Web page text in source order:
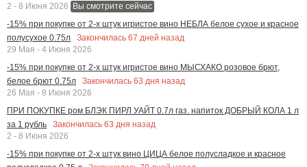
2 - 8 Июня 2026
Вы смотрите сейчас
-15% при покупке от 2-х штук игристое вино НЕБЛА белое сухое и красное
полусухое 0.75л
Закончилась 67 дней назад
29 Мая - 4 Июня 2026
-15% при покупке от 2-х штук игристое вино МЫСХАКО розовое брют,
белое брют 0.75л
Закончилась 63 дня назад
26 Мая - 8 Июня 2026
ПРИ ПОКУПКЕ ром БЛЭК ПИРЛ УАЙТ 0.7л газ. напиток ДОБРЫЙ КОЛА 1 л
за 1 рубль
Закончилась 63 дня назад
2 - 8 Июня 2026
-15% при покупке от 2-х штук вино ЦИЦА белое полусладкое и красное